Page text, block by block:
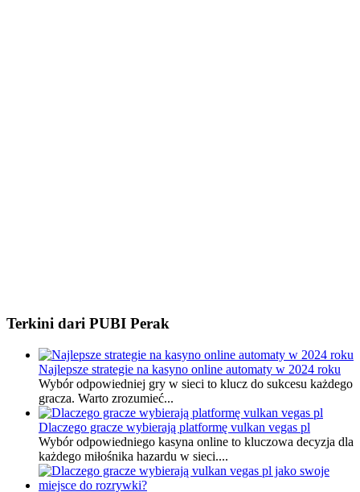
Terkini dari PUBI Perak
Najlepsze strategie na kasyno online automaty w 2024 roku
Wybór odpowiedniej gry w sieci to klucz do sukcesu każdego
gracza. Warto zrozumieć...
Dlaczego gracze wybierają platformę vulkan vegas pl
Wybór odpowiedniego kasyna online to kluczowa decyzja dla
każdego miłośnika hazardu w sieci....